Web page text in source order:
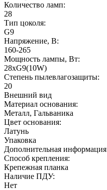
Количество ламп:
28
Тип цоколя:
G9
Напряжение, В:
160-265
Мощность лампы, Вт:
28хG9(10W)
Степень пылевлагозащиты:
20
Внешний вид
Материал основания:
Металл, Гальваника
Цвет основания:
Латунь
Упаковка
Дополнительная информация
Способ крепления:
Крепежная планка
Наличие ПДУ:
Нет